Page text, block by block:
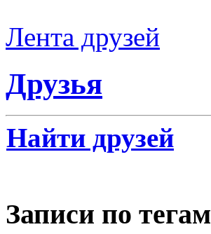
Лента друзей
Друзья
Найти друзей
Записи по тегам